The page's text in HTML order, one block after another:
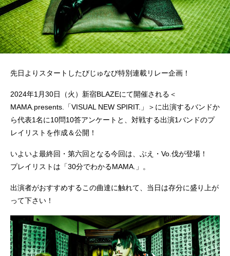
先日よりスタートしたびじゅなび特別連載リレー企画！
2024年1月30日（火）新宿BLAZEにて開催される＜
MAMA.presents.「VISUAL NEW SPIRIT.」＞に出演するバンドか
ら代表1名に10問10答アンケートと、対戦する出演1バンドのプ
レイリストを作成＆公開！
いよいよ最終回・第六回となる今回は、ぶえ・Vo.伐が登場！
プレイリストは「30分でわかるMAMA.」。
出演者がおすすめするこの曲達に触れて、当日は存分に盛り上が
って下さい！